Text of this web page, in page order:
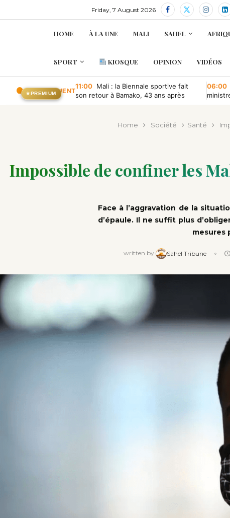
Friday, 7 August 2026
HOME À LA UNE MALI SAHEL
SPORT KIOSQUE OPINION VIDÉOS
EN CE MOMENT
★PREMIUM
11:00 Mali : la Biennale sportive fait
son retour à Bamako, 43 ans après
06:00
Home Société Santé
Impossible de confiner les
Face à l’aggravation de la
d’épaule. Il ne suffit plus
mesures
written by Sahel Tribune